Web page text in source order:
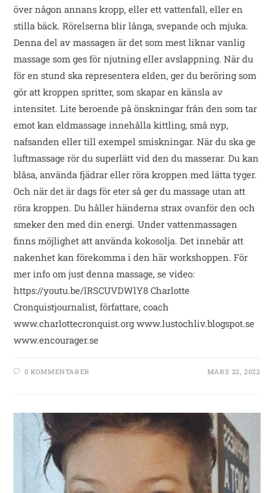
över någon annans kropp, eller ett vattenfall, eller en
stilla bäck. Rörelserna blir långa, svepande och mjuka.
Denna del av massagen är det som mest liknar vanlig
massage som ges för njutning eller avslappning. När du
för en stund ska representera elden, ger du beröring som
gör att kroppen spritter, som skapar en känsla av
intensitet. Lite beroende på önskningar från den som tar
emot kan eldmassage innehålla kittling, små nyp,
nafsanden eller till exempel smiskningar. När du ska ge
luftmassage rör du superlätt vid den du masserar. Du kan
blåsa, använda fjädrar eller röra kroppen med lätta tyger.
Och när det är dags för eter så ger du massage utan att
röra kroppen. Du håller händerna strax ovanför den och
smeker den med din energi. Under vattenmassagen
finns möjlighet att använda kokosolja. Det innebär att
nakenhet kan förekomma i den här workshoppen. För
mer info om just denna massage, se video:
https://youtu.be/lRSCUVDWlY8 Charlotte
Cronquistjournalist, författare, coach
www.charlottecronquist.org www.lustochliv.blogspot.se
www.encourager.se
0 KOMMENTARER MARS 22, 2022